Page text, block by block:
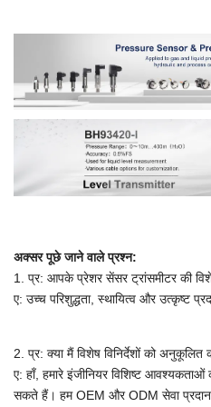
अक्सर पूछे जाने वाले प्रश्न:
1. प्र: आपके प्रेशर सेंसर ट्रांसमीटर की
ए: उच्च परिशुद्धता, स्थायित्व और उत्कृष्ट
2. प्र: क्या मैं विशेष विनिर्देशों को
ए: हाँ, हमारे इंजीनियर विशिष्ट
सकते हैं। हम OEM और ODM सेवा